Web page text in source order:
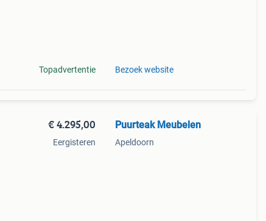
Topadvertentie Bezoek website
€ 4.295,00
Eergisteren
Puurteak Meubelen
Apeldoorn